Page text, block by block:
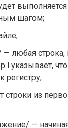
шагом;
любая строка,
указывает,
регистру;
из
—